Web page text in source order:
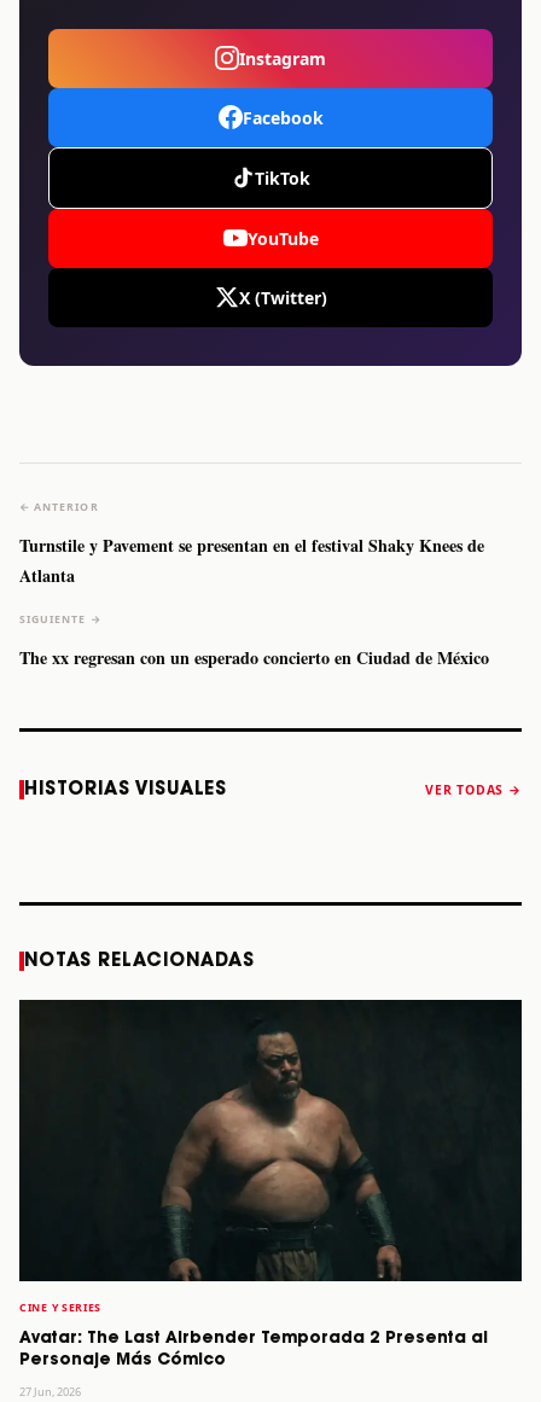
Instagram
Facebook
TikTok
YouTube
X (Twitter)
← ANTERIOR
Turnstile y Pavement se presentan en el festival Shaky Knees de
Atlanta
SIGUIENTE →
The xx regresan con un esperado concierto en Ciudad de México
HISTORIAS VISUALES VER TODAS →
Caifanes regresa
a Monterrey el
Fallece Felipe
Staiti, guitarrista
anuncia “Reality
NOTAS RELACIONADAS
CINE Y SERIES
Avatar: The Last Airbender Temporada 2 Presenta al
Personaje Más Cómico
27 Jun, 2026